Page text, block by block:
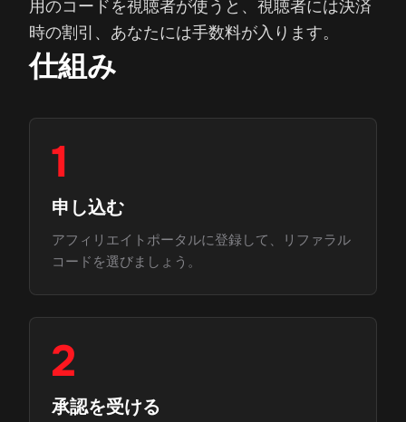
用のコードを視聴者が使うと、視聴者には決済
時の割引、あなたには手数料が入ります。
仕組み
1
申し込む
アフィリエイトポータルに登録して、リファラル
コードを選びましょう。
2
承認を受ける